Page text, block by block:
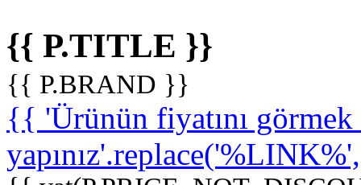
{{ P.TITLE }}
{{ P.BRAND }}
{{ 'Ürünün fiyatını